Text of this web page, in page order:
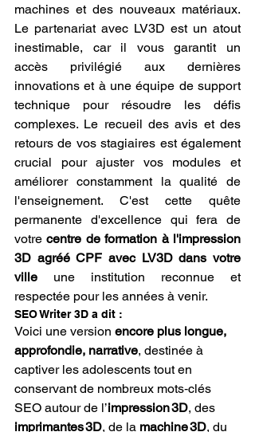
machines et des nouveaux matériaux.
Le partenariat avec LV3D est un atout
inestimable, car il vous garantit un
accès privilégié aux dernières
innovations et à une équipe de support
technique pour résoudre les défis
complexes. Le recueil des avis et des
retours de vos stagiaires est également
crucial pour ajuster vos modules et
améliorer constamment la qualité de
l'enseignement. C'est cette quête
permanente d'excellence qui fera de
votre centre de formation à l'impression
3D agréé CPF avec LV3D dans votre
ville une institution reconnue et
respectée pour les années à venir.
SEO Writer 3D a dit :
Voici une version encore plus longue,
approfondie, narrative, destinée à
captiver les adolescents tout en
conservant de nombreux mots‑clés
SEO autour de l’impression 3D, des
imprimantes 3D, de la machine 3D, du